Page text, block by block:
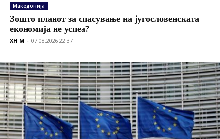
Македонија
Зошто планот за спасување на југословенската
економија не успеа?
XH M - 07.08.2026 22:37